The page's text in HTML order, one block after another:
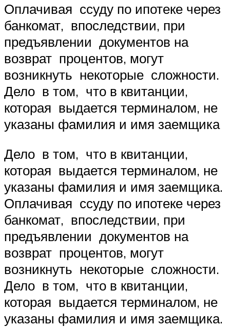
Оплачивая ссуду по ипотеке через
банкомат, впоследствии, при
предъявлении документов на
возврат процентов, могут
возникнуть некоторые сложности.
Дело в том, что в квитанции,
которая выдается терминалом, не
указаны фамилия и имя заемщика
Дело в том, что в квитанции,
которая выдается терминалом, не
указаны фамилия и имя заемщика.
Оплачивая ссуду по ипотеке через
банкомат, впоследствии, при
предъявлении документов на
возврат процентов, могут
возникнуть некоторые сложности.
Дело в том, что в квитанции,
которая выдается терминалом, не
указаны фамилия и имя заемщика.